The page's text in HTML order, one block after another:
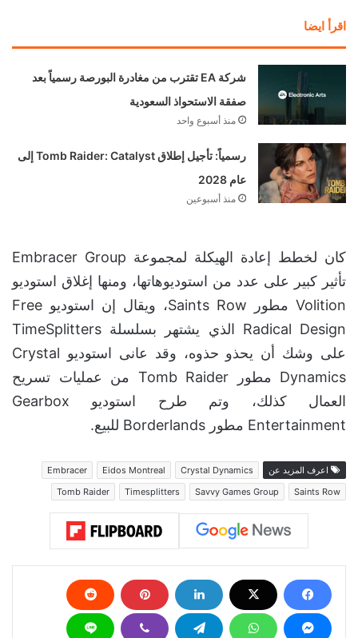
اقرأ ايضا
شركة EA تقترب من مغادرة البورصة رسمياً بعد
صفقة الاستحواذ السعودية
منذ أسبوع واحد
رسمياً: تأجيل إطلاق Tomb Raider: Catalyst إلى
عام 2028
منذ أسبوعين
كان لخطط إعادة الهيكلة لمجموعة Embracer Group
تأثير كبير على عدد من استوديوهاتها، ومنها إغلاق استوديو
Volition مطور Saints Row، ويقال إن استوديو Free
Radical Design الذي يشتهر بسلسلة TimeSplitters
على وشك أن يحذو حذوه، وقد عانى استوديو Crystal
Dynamics مطور Tomb Raider من عمليات تسريح
العمال كذلك، وتم طرح استوديو Gearbox
Entertainment مطور Borderlands للبيع.
اعرف المزيد عن Crystal Dynamics
Eidos Montreal
Embracer
Saints Row
Savvy Games Group
Timesplitters
Tomb Raider